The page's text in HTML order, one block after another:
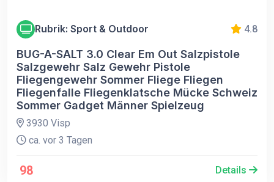
Rubrik: Sport & Outdoor 4.8
BUG-A-SALT 3.0 Clear Em Out Salzpistole
Salzgewehr Salz Gewehr Pistole
Fliegengewehr Sommer Fliege Fliegen
Fliegenfalle Fliegenklatsche Mücke Schweiz
Sommer Gadget Männer Spielzeug
3930 Visp
ca. vor 3 Tagen
98 Details